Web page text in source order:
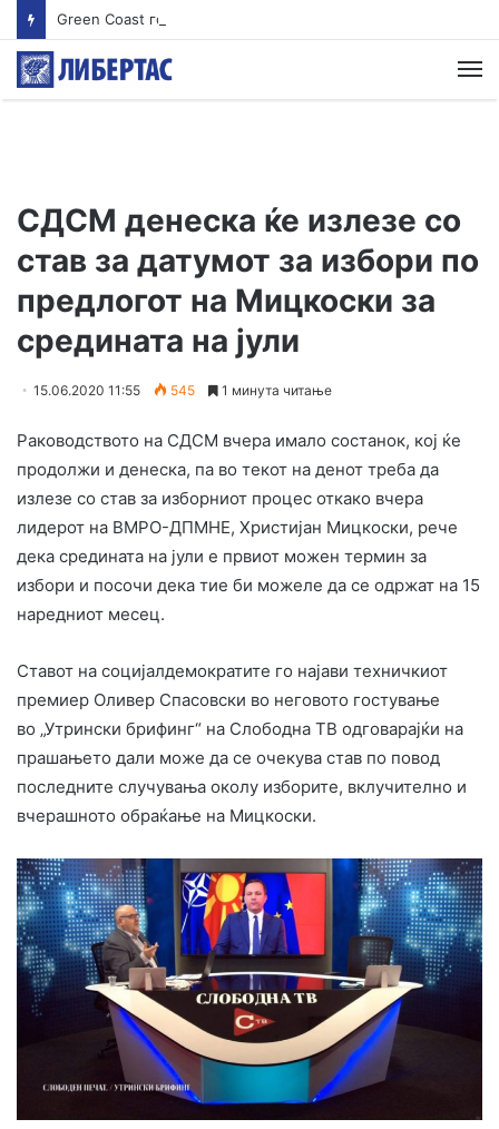
СДСМ денеска ќе излезе со
став за датумот за избори по
предлогот на Мицкоски за
средината на јули
15.06.2020 11:55 545 1 минута читање
Раководството на СДСМ вчера имало состанок, кој ќе
продолжи и денеска, па во текот на денот треба да
излезе со став за изборниот процес откако вчера
лидерот на ВМРО-ДПМНЕ, Христијан Мицкоски, рече
дека средината на јули е првиот можен термин за
избори и посочи дека тие би можеле да се одржат на 15
наредниот месец.
Ставот на социјалдемократите го најави техничкиот
премиер Оливер Спасовски во неговото гостување
во „Утрински брифинг“ на Слободна ТВ одговарајќи на
прашањето дали може да се очекува став по повод
последните случувања околу изборите, вклучително и
вчерашното обраќање на Мицкоски.